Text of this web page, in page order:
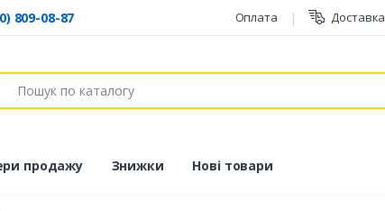
809-08-87 Оплата Доставка
продажу Знижки Нові товари